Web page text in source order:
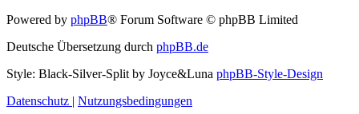
Powered by phpBB® Forum Software © phpBB Limited
Deutsche Übersetzung durch phpBB.de
Style: Black-Silver-Split by Joyce&Luna phpBB-Style-Design
Datenschutz | Nutzungsbedingungen